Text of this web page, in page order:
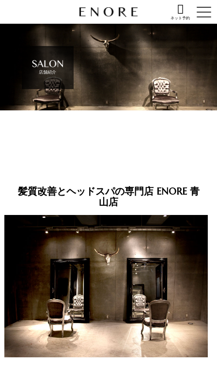
ネット予約
店舗紹介
髪質改善とヘッドスパの専門店 ENORE 青
山店